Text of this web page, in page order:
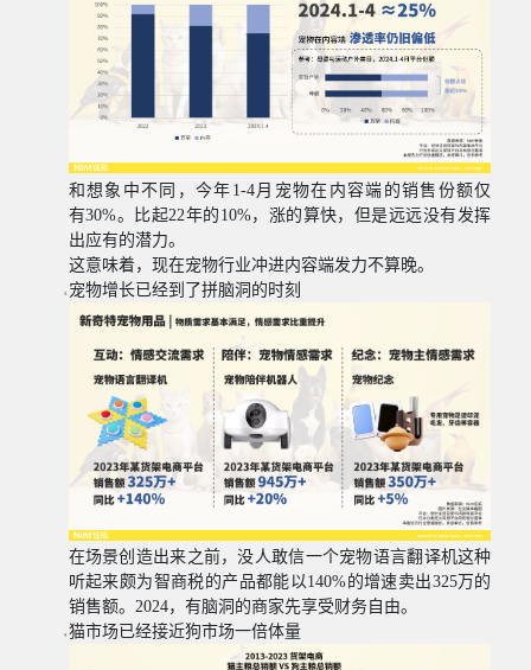
和想象中不同，今年 1-4月宠物在内容端的销售份额仅
有30%。比起22年的 10%，涨的算快，但是远远没有发挥
出应有的潜力。
这意味着，现在宠物行业冲进内容端发力不算晚。
宠物增长已经到了拼脑洞的时刻
在场景创造出来之前，没人敢信一个宠物语言翻译机这种
听起来颇为智商税的产品都能以140%的增速卖出325万的
销售额。 2024，有脑洞的商家先享受财务自由。
猫市场已经接近狗市场一倍体量